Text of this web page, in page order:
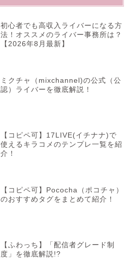
初心者でも高収入ライバーになる方
法！オススメのライバー事務所は？
【2026年8月最新】
ミクチャ（mixchannel)の公式（公
認）ライバーを徹底解説！
【コピペ可】17LIVE(イチナナ)で
使えるキラコメのテンプレ一覧を紹
介！
【コピペ可】Pococha（ポコチャ）
のおすすめタグをまとめて紹介！
【ふわっち】「配信者グレード制
度」を徹底解説!?